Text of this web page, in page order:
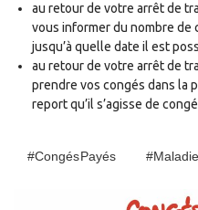
au retour de votre arrêt de
vous informer du nombre
jusqu’à quelle date il est
au retour de votre arrêt de
prendre vos congés dans la
report qu’il s’agisse de
#Congés Payés #maladie